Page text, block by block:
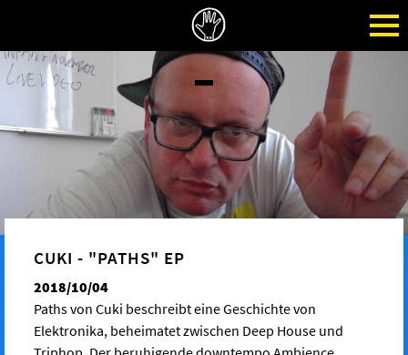
CUKI - "PATHS" EP
2018/10/04
Paths von Cuki beschreibt eine Geschichte von
Elektronika, beheimatet zwischen Deep House und